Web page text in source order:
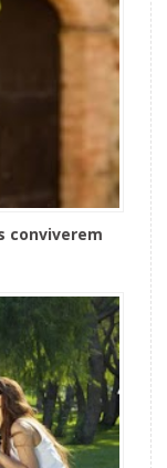
conviverem